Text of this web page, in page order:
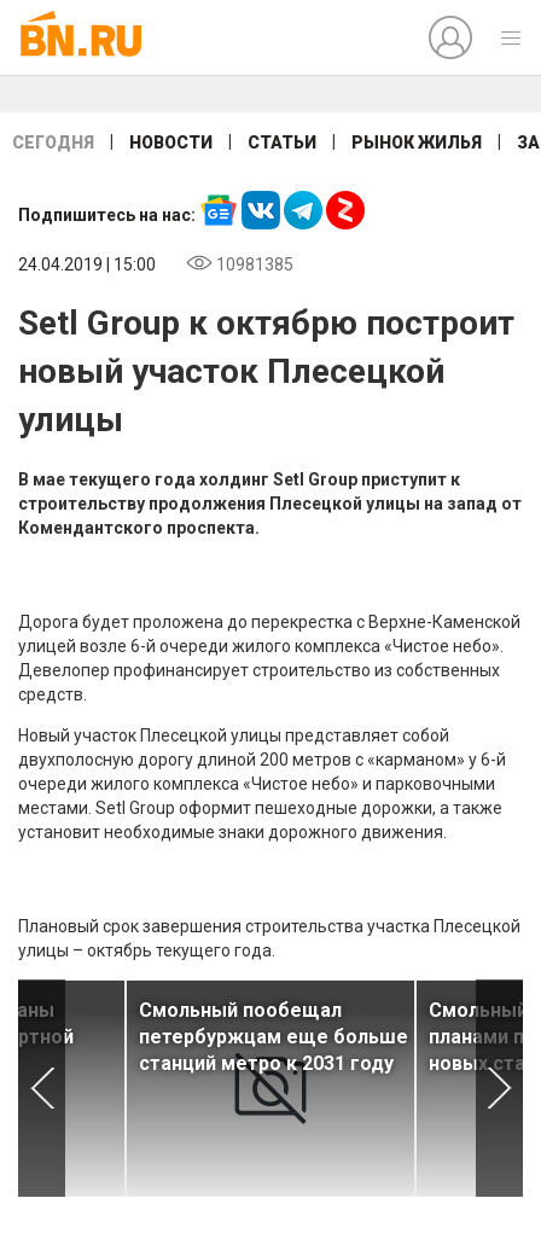
СЕГОДНЯ НОВОСТИ СТАТЬИ РЫНОК ЖИЛЬЯ
Подпишитесь на нас:
24.04.2019 | 15:00 10981385
Setl Group к октябрю построит
новый участок Плесецкой
улицы
В мае текущего года холдинг Setl Group приступит к
строительству продолжения Плесецкой улицы на запад от
Комендантского проспекта.
Дорога будет проложена до перекрестка с Верхне-Каменской
улицей возле 6-й очереди жилого комплекса «Чистое небо».
Девелопер профинансирует строительство из собственных
средств.
Новый участок Плесецкой улицы представляет собой
двухполосную дорогу длиной 200 метров с «карманом» у 6-й
очереди жилого комплекса «Чистое небо» и парковочными
местами. Setl Group оформит пешеходные дорожки, а также
установит необходимые знаки дорожного движения.
Плановый срок завершения строительства участка Плесецкой
улицы – октябрь текущего года.
Смольный пообещал
петербуржцам еще больше
станций метро к 2031 году
Смольный
планами
новых